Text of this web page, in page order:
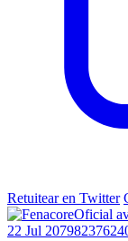
Retuitear en Twitter
22 Jul